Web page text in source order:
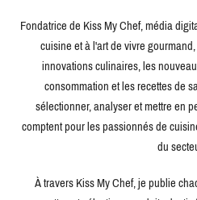
Fondatrice de Kiss My Chef, média
cuisine et à l'art de vivre
innovations culinaires, les
consommation et les recettes de
sélectionner, analyser et mettre en
comptent pour les passionnés de
du
À travers Kiss My Chef, je publie